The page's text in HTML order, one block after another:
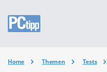
Home Themen Tests